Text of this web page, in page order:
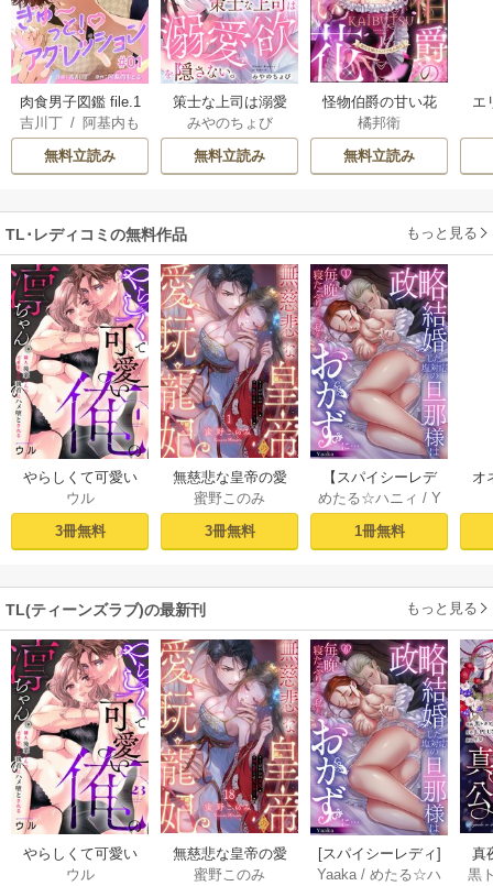
肉食男子図鑑 file.1
ぎゅ〜っと！アグ
レッション 【短
編】
吉川丁 / 阿基内も
どる
無料立読み
策士な上司は溺愛
欲を隠さない。～
囲って、乱して、
とろあまエッチ～
みやのちょび
無料立読み
怪物伯爵の甘い花
悪役令嬢はベッド
で乱れ散る（分冊
版）
橘邦衛
無料立読み
エ
TL･レディコミの無料作品 もっと見る
やらしくて可愛い
俺の凛ちゃん。～
隣人後輩くんのイ
キすぎた執着にハ
ウル
3冊無料
無慈悲な皇帝の愛
玩寵妃―おわらぬ
快楽、閨に響くは
乱れ声― 1巻
蜜野このみ
3冊無料
【スパイシーレデ
ィ】政略結婚した
塩対応の旦那様は
毎晩寝たふりをし
(1)
めたる☆ハニィ / Y
aaka
1冊無料
オ
TL(ティーンズラブ)の最新刊 もっと見る
やらしくて可愛い
俺の凛ちゃん。～
ウル
無慈悲な皇帝の愛
玩寵妃―おわらぬ
蜜野このみ
[スパイシーレディ]
政略結婚した塩対
Yaaka /めたる☆ハ
真
は
黒